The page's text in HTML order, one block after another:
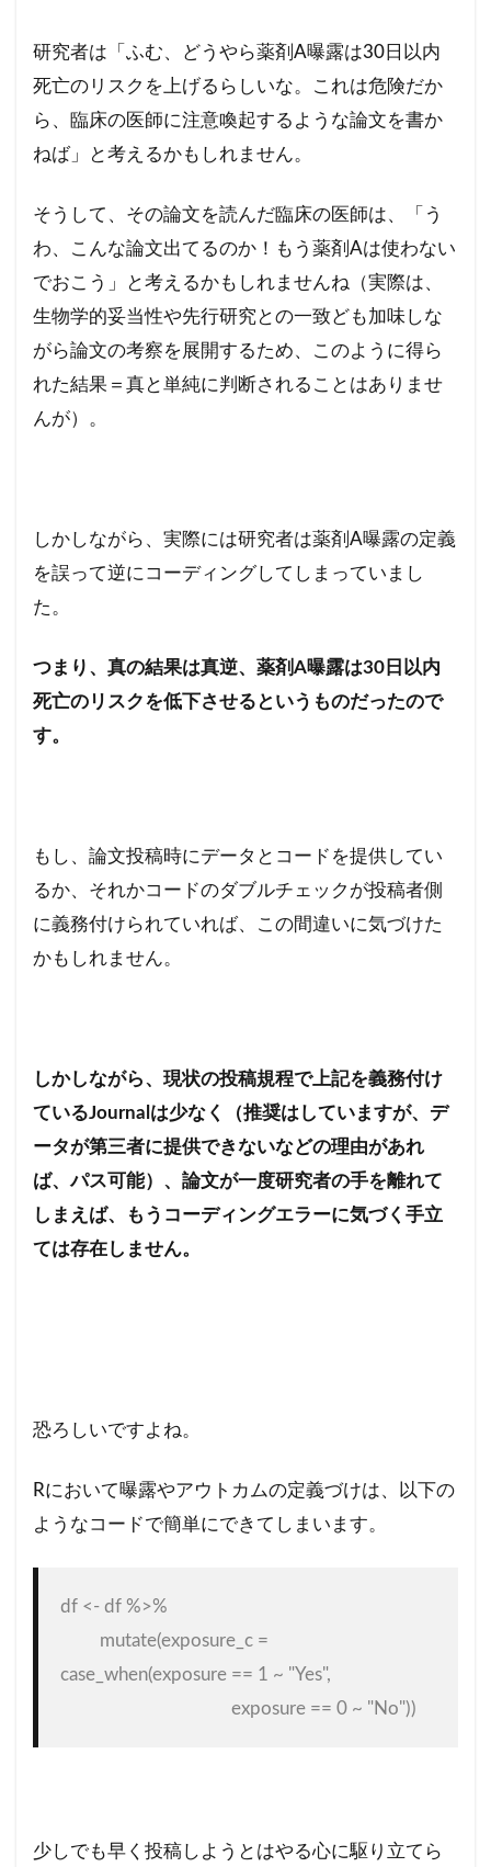
研究者は「ふむ、どうやら薬剤A曝露は30日以内
死亡のリスクを上げるらしいな。これは危険だか
ら、臨床の医師に注意喚起するような論文を書か
ねば」と考えるかもしれません。
そうして、その論文を読んだ臨床の医師は、「う
わ、こんな論文出てるのか！もう薬剤Aは使わない
でおこう」と考えるかもしれませんね（実際は、
生物学的妥当性や先行研究との一致ども加味しな
がら論文の考察を展開するため、このように得ら
れた結果＝真と単純に判断されることはありませ
んが）。
しかしながら、実際には研究者は薬剤A曝露の定義
を誤って逆にコーディングしてしまっていまし
た。
つまり、真の結果は真逆、薬剤A曝露は30日以内
死亡のリスクを低下させるというものだったので
す。
もし、論文投稿時にデータとコードを提供してい
るか、それかコードのダブルチェックが投稿者側
に義務付けられていれば、この間違いに気づけた
かもしれません。
しかしながら、現状の投稿規程で上記を義務付け
ているJournalは少なく（推奨はしていますが、デ
ータが第三者に提供できないなどの理由があれ
ば、パス可能）、論文が一度研究者の手を離れて
しまえば、もうコーディングエラーに気づく手立
ては存在しません。
恐ろしいですよね。
Rにおいて曝露やアウトカムの定義づけは、以下の
ようなコードで簡単にできてしまいます。
df <- df %>%
case_when(exposure == 1 ~ "Yes",
                                       exposure == 0 ~ "No"))
少しでも早く投稿しようとはやる心に駆り立てら